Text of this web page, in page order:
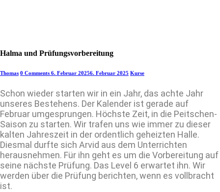
Halma und Prüfungsvorbereitung
Thomas 0 Comments 6. Februar 20256. Februar 2025 Kurse
Schon wieder starten wir in ein Jahr, das achte Jahr
unseres Bestehens. Der Kalender ist gerade auf
Februar umgesprungen. Höchste Zeit, in die Peitschen-
Saison zu starten. Wir trafen uns wie immer zu dieser
kalten Jahreszeit in der ordentlich geheizten Halle.
Diesmal durfte sich Arvid aus dem Unterrichten
herausnehmen. Für ihn geht es um die Vorbereitung auf
seine nächste Prüfung. Das Level 6 erwartet ihn. Wir
werden über die Prüfung berichten, wenn es vollbracht
ist.